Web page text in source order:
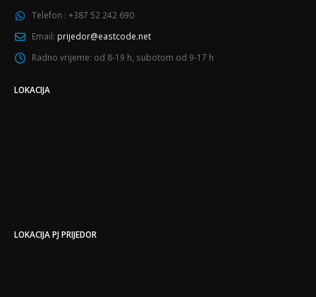
Telefon : +387 52 242 690
Email: prijedor@eastcode.net
Radno vrijeme: od 8-19 h, subotom od 9-17 h
LOKACIJA
LOKACIJA PJ PRIJEDOR